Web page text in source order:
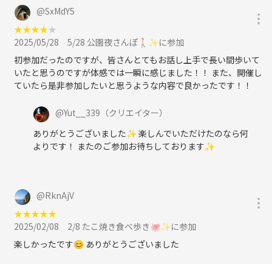
@SxMdY5
★★★★★
2025/05/28
5/28 公園夜さんぽ🚶🏻✨に参加
初参加だったのですが、皆さんとてもお話し上手で長い間歩いて
いたと思うのですが体感では一瞬に感じました！！ また、開催し
ていたら是非参加したいと思うような内容で良かったです！！
@Yut__339 （クリエイター）
ありがとうございました✨ 楽しんでいただけたのなら何
よりです！ またのご参加お待ちしております✨
@RknAjV
★★★★★
2025/02/08
2/8 たこ焼き食べ歩き🐙✨に参加
楽しかったです😊 ありがとうございました